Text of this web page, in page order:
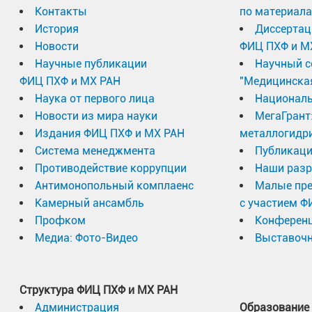
Авилов Сергей Сергеевич
инженер
тел.: +7 496 522-80-37
Контакты
История
Новости
Научные публикации
ФИЦ ПХФ и МХ РАН
Наука от первого лица
Новости из мира науки
Издания ФИЦ ПХФ и МХ РАН
Система менеджмента
Противодействие коррупции
Антимонопольный комплаенс
Камерный ансамбль
Профком
Медиа: Фото-Видео
Структура ФИЦ ПХФ и МХ РАН
Администрация
по
ФИЦ ПХФ и
Научный
Наши
Малые
с участием
Образование